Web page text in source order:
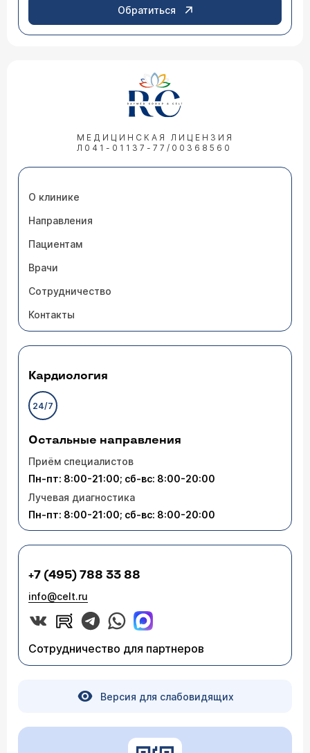
Обратиться
МЕДИЦИНСКАЯ ЛИЦЕНЗИЯ
Л041-01137-77/00368560
О клинике
Направления
Пациентам
Врачи
Сотрудничество
Контакты
Кардиология
24/7
Остальные направления
Приём специалистов
Пн-пт: 8:00-21:00; сб-вс: 8:00-20:00
Лучевая диагностика
Пн-пт: 8:00-21:00; сб-вс: 8:00-20:00
+7 (495) 788 33 88
info@celt.ru
Сотрудничество для партнеров
Версия для слабовидящих